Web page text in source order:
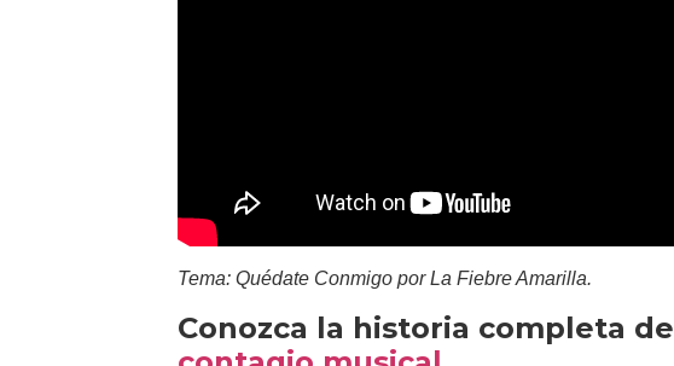
Tema: Quédate Conmigo por La Fiebre Amarilla.
Conozca la historia completa de